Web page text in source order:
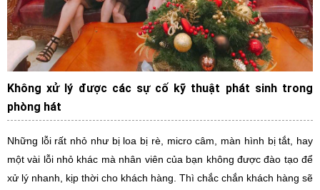
Không xử lý được các sự cố kỹ thuật phát sinh trong
phòng hát
Những lỗi rất nhỏ như bị loa bị rè, micro câm, màn hình bị tắt, hay
một vài lỗi nhỏ khác mà nhân viên của bạn không được đào tạo để
xử lý nhanh, kịp thời cho khách hàng. Thì chắc chắn khách hàng sẽ